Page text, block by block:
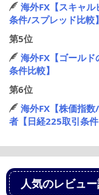
海外FX【スキャ
条件/スプレッド比較】
第5位
海外FX【ゴール
条件比較】
第6位
海外FX【株価指
者【日経225取引条件
人気のレビュ